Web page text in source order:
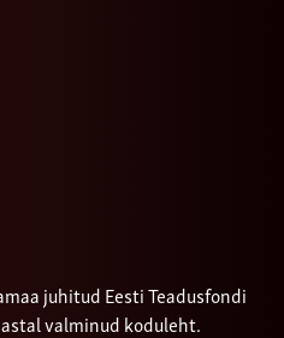
juhitud Eesti Teadusfondi
valminud koduleht.